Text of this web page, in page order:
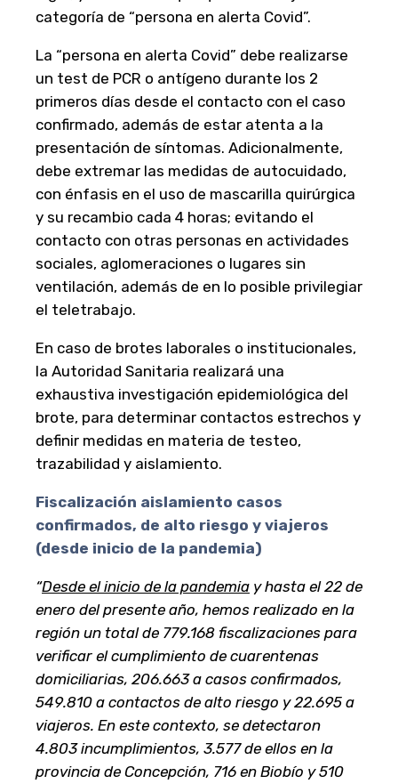
categoría de “persona en alerta Covid”.
La “persona en alerta Covid” debe realizarse
un test de PCR o antígeno durante los 2
primeros días desde el contacto con el caso
confirmado, además de estar atenta a la
presentación de síntomas. Adicionalmente,
debe extremar las medidas de autocuidado,
con énfasis en el uso de mascarilla quirúrgica
y su recambio cada 4 horas; evitando el
contacto con otras personas en actividades
sociales, aglomeraciones o lugares sin
ventilación, además de en lo posible privilegiar
el teletrabajo.
En caso de brotes laborales o institucionales,
la Autoridad Sanitaria realizará una
exhaustiva investigación epidemiológica del
brote, para determinar contactos estrechos y
definir medidas en materia de testeo,
trazabilidad y aislamiento.
Fiscalización aislamiento casos
confirmados, de alto riesgo y viajeros
(desde inicio de la pandemia)
“Desde el inicio de la pandemia y hasta el 22 de
enero del presente año, hemos realizado en la
región un total de 779.168 fiscalizaciones para
verificar el cumplimiento de cuarentenas
domiciliarias, 206.663 a casos confirmados,
549.810 a contactos de alto riesgo y 22.695 a
viajeros. En este contexto, se detectaron
4.803 incumplimientos, 3.577 de ellos en la
provincia de Concepción, 716 en Biobío y 510